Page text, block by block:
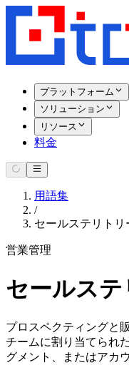
プラットフォーム
ソリューション
リソース
料金
用語集
/
セールステリトリ
営業管理
セールス
プロスペクティングと
チームに割り当てられ
グメント、またはアカ